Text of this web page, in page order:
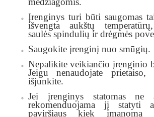
Įrenginys turi būti saugomas
išvengta aukštų
saulės spindulių ir drėgmės
Saugokite įrenginį nuo smūgių.
Nepalikite veikiančio įrenginio
Jeigu nenaudojate
išjunkite.
Jei įrenginys statomas ne
rekomenduojama jį statyti
paviršiaus kiek įmanoma